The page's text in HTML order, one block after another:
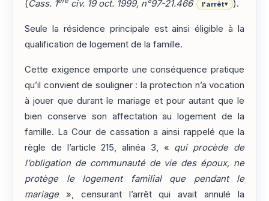
(Cass. 1 civ. 19 oct. 1999, n°97-21.466 l'arrêt▾ ).
Seule la résidence principale est ainsi éligible à la
qualification de logement de la famille.
Cette exigence emporte une conséquence pratique
qu’il convient de souligner : la protection n’a vocation
à jouer que durant le mariage et pour autant que le
bien conserve son affectation au logement de la
famille. La Cour de cassation a ainsi rappelé que la
règle de l’article 215, alinéa 3, « qui procède de
l’obligation de communauté de vie des époux, ne
protège le logement familial que pendant le
mariage», censurant l’arrêt qui avait annulé la